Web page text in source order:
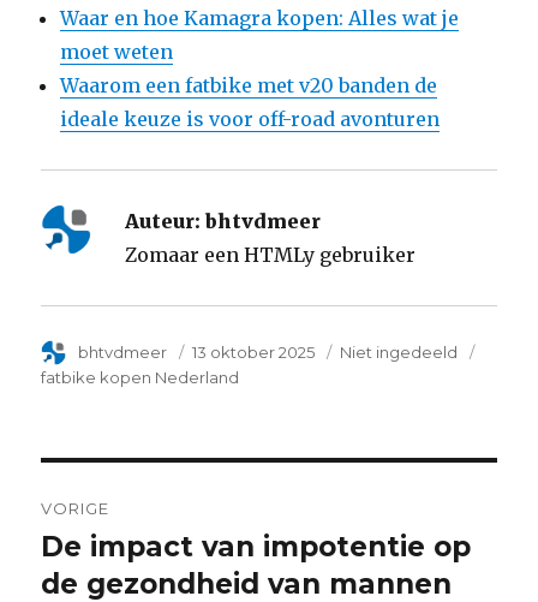
Waar en hoe Kamagra kopen: Alles wat je
moet weten
Waarom een fatbike met v20 banden de
ideale keuze is voor off-road avonturen
Auteur: bhtvdmeer
Zomaar een HTMLy gebruiker
Author
bhtvdmeer
Posted
on
13 oktober 2025 Categorie
Niet ingedeeld
fatbike kopen Nederland
navigation
VORIGE
Previous
post:
De impact van impotentie op
de gezondheid van mannen